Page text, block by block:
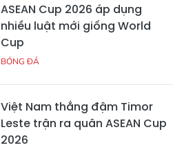
ASEAN Cup 2026 áp dụng
nhiều luật mới giống World
Cup
BÓNG ĐÁ
Việt Nam thắng đậm Timor
Leste trận ra quân ASEAN Cup
2026